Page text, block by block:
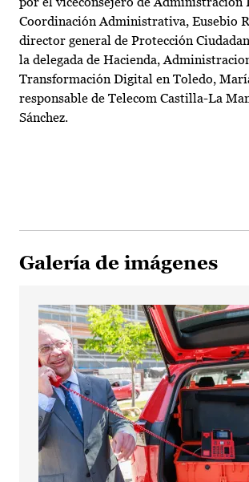
Coordinación Administrativa, Eusebio
director general de Protección
la delegada de Hacienda,
Transformación Digital en Toledo,
responsable de Telecom Castilla-La
Sánchez.
Galería de imágenes